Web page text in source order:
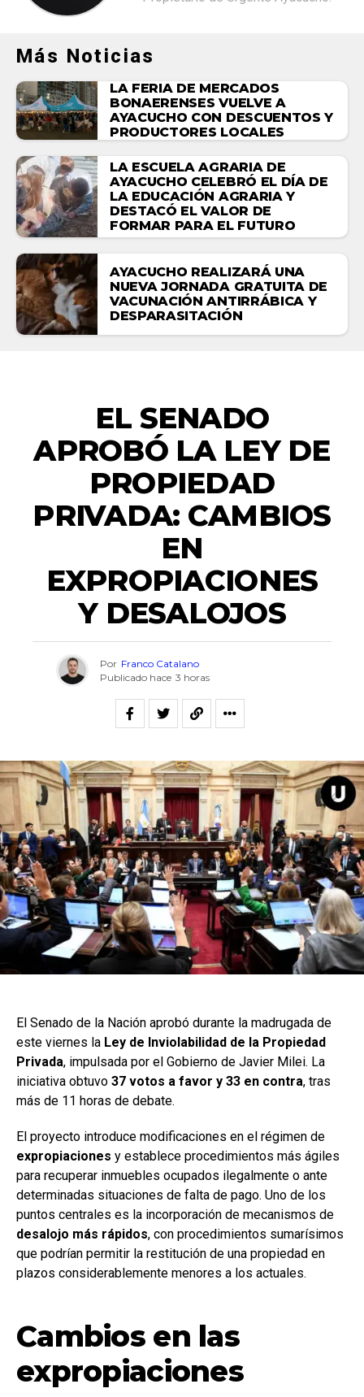
Más Noticias
LA FERIA DE MERCADOS
BONAERENSES VUELVE A
AYACUCHO CON DESCUENTOS Y
PRODUCTORES LOCALES
LA ESCUELA AGRARIA DE
AYACUCHO CELEBRÓ EL DÍA DE
LA EDUCACIÓN AGRARIA Y
DESTACÓ EL VALOR DE
FORMAR PARA EL FUTURO
AYACUCHO REALIZARÁ UNA
NUEVA JORNADA GRATUITA DE
VACUNACIÓN ANTIRRÁBICA Y
DESPARASITACIÓN
EL SENADO
APROBÓ LA LEY DE
PROPIEDAD
PRIVADA: CAMBIOS
EN
EXPROPIACIONES
Y DESALOJOS
Por Franco Catalano
Publicado hace 3 horas
El Senado de la Nación aprobó durante la madrugada de
este viernes la Ley de Inviolabilidad de la Propiedad
Privada, impulsada por el Gobierno de Javier Milei. La
iniciativa obtuvo 37 votos a favor y 33 en contra, tras
más de 11 horas de debate.
El proyecto introduce modificaciones en el régimen de
expropiaciones y establece procedimientos más ágiles
para recuperar inmuebles ocupados ilegalmente o ante
determinadas situaciones de falta de pago. Uno de los
puntos centrales es la incorporación de mecanismos de
desalojo más rápidos, con procedimientos sumarísimos
que podrían permitir la restitución de una propiedad en
plazos considerablemente menores a los actuales.
Cambios en las
expropiaciones